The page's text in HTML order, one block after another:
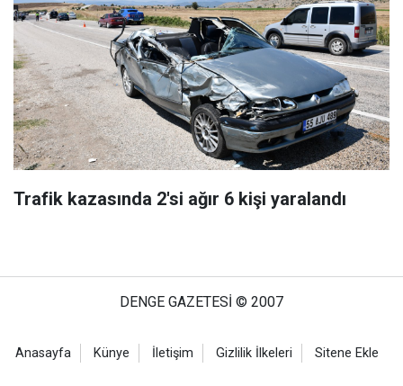
Trafik kazasında 2'si ağır 6 kişi yaralandı
DENGE GAZETESİ © 2007
Anasayfa Künye İletişim Gizlilik İlkeleri Sitene Ekle